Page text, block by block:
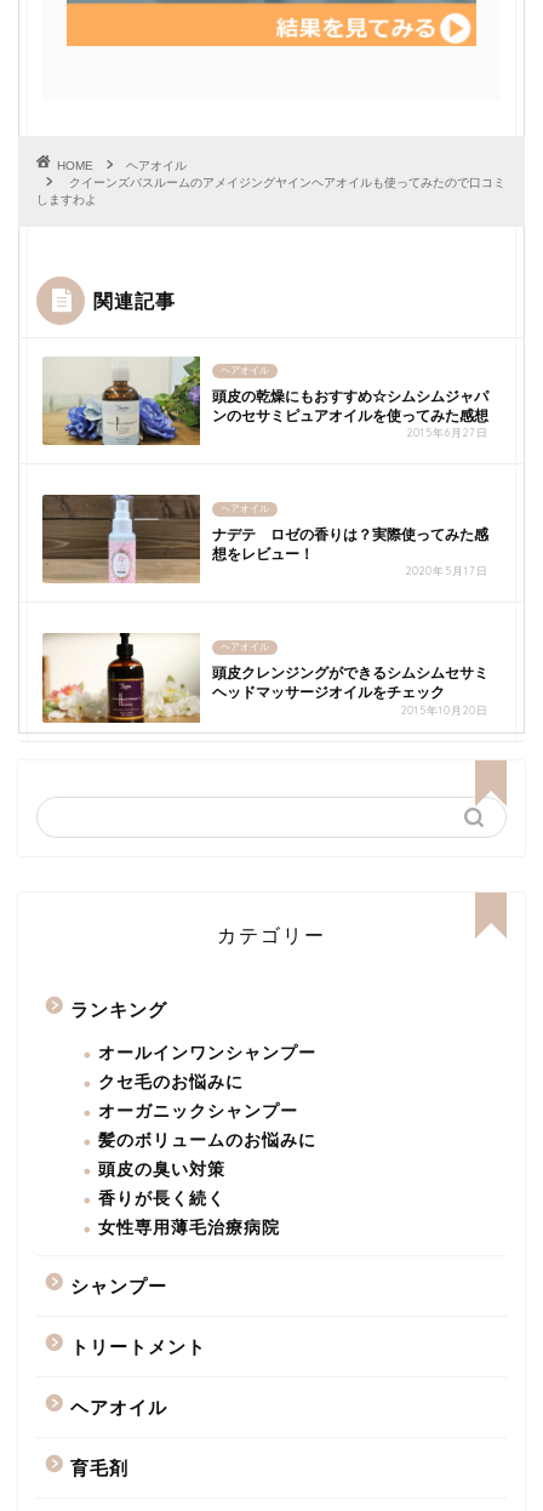
HOME
ヘアオイル
クイーンズバスルームのアメイジングヤインヘアオイルも使ってみたので口コミ
しますわよ
関連記事
ヘアオイル
頭皮の乾燥にもおすすめ☆シムシムジャパ
ンのセサミピュアオイルを使ってみた感想
2015年6月27日
ヘアオイル
ナデテ ロゼの香りは？実際使ってみた感
想をレビュー！
2020年5月17日
ヘアオイル
頭皮クレンジングができるシムシムセサミ
ヘッドマッサージオイルをチェック
2015年10月20日
カテゴリー
ランキング
オールインワンシャンプー
クセ毛のお悩みに
オーガニックシャンプー
髪のボリュームのお悩みに
頭皮の臭い対策
香りが長く続く
女性専用薄毛治療病院
シャンプー
トリートメント
ヘアオイル
育毛剤